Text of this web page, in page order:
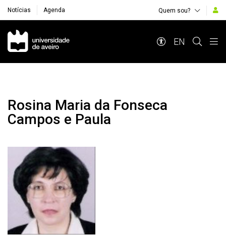
Notícias Agenda Quem sou?
Navegação Principal
EN
Rosina Maria da Fonseca
Campos e Paula